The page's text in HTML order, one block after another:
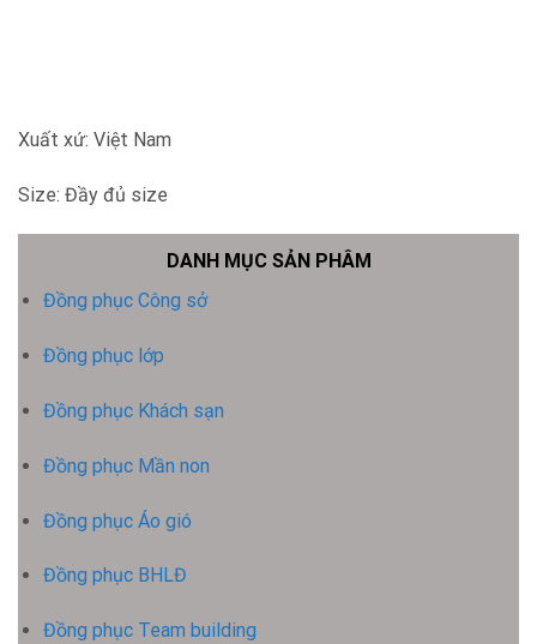
Xuất xứ: Việt Nam
Size: Đầy đủ size
DANH MỤC SẢN PHÂM
Đồng phục Công sở
Đồng phục lớp
Đồng phục Khách sạn
Đồng phục Mần non
Đồng phục Áo gió
Đồng phục BHLĐ
Đồng phục Team building